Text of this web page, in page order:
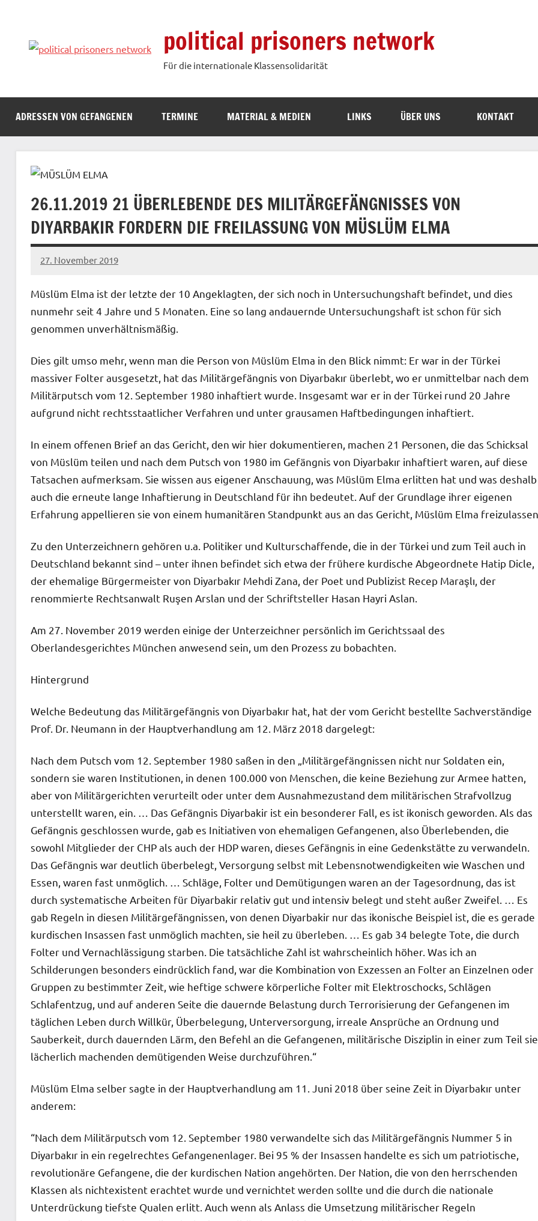
springen
political prisoners network
Für die internationale Klassensolidarität
ADRESSEN VON GEFANGENEN TERMINE MATERIAL & MEDIEN LINKS ÜBER UNS KONTAKT
26.11.2019 21 ÜBERLEBENDE DES MILITÄRGEFÄNGNISSES VON
DIYARBAKIR FORDERN DIE FREILASSUNG VON MÜSLÜM ELMA
27. November 2019
admin
Müslüm Elma ist der letzte der 10 Angeklagten, der sich noch in Untersuchungshaft befindet, und dies
nunmehr seit 4 Jahre und 5 Monaten. Eine so lang andauernde Untersuchungshaft ist schon für sich
genommen unverhältnismäßig.
Dies gilt umso mehr, wenn man die Person von Müslüm Elma in den Blick nimmt: Er war in der Türkei
massiver Folter ausgesetzt, hat das Militärgefängnis von Diyarbakır überlebt, wo er unmittelbar nach dem
Militärputsch vom 12. September 1980 inhaftiert wurde. Insgesamt war er in der Türkei rund 20 Jahre
aufgrund nicht rechtsstaatlicher Verfahren und unter grausamen Haftbedingungen inhaftiert.
In einem offenen Brief an das Gericht, den wir hier dokumentieren, machen 21 Personen, die das Schicksal
von Müslüm teilen und nach dem Putsch von 1980 im Gefängnis von Diyarbakır inhaftiert waren, auf diese
Tatsachen aufmerksam. Sie wissen aus eigener Anschauung, was Müslüm Elma erlitten hat und was deshalb
auch die erneute lange Inhaftierung in Deutschland für ihn bedeutet. Auf der Grundlage ihrer eigenen
Erfahrung appellieren sie von einem humanitären Standpunkt aus an das Gericht, Müslüm Elma
Zu den Unterzeichnern gehören u.a. Politiker und Kulturschaffende, die in der Türkei und zum Teil auch in
Deutschland bekannt sind – unter ihnen befindet sich etwa der frühere kurdische Abgeordnete Hatip Dicle,
der ehemalige Bürgermeister von Diyarbakır Mehdi Zana, der Poet und Publizist Recep Maraşlı, der
renommierte Rechtsanwalt Ruşen Arslan und der Schriftsteller Hasan Hayri Aslan.
Am 27. November 2019 werden einige der Unterzeichner persönlich im Gerichtssaal des
Oberlandesgerichtes München anwesend sein, um den Prozess zu bobachten.
Hintergrund
Welche Bedeutung das Militärgefängnis von Diyarbakır hat, hat der vom Gericht bestellte Sachverständige
Prof. Dr. Neumann in der Hauptverhandlung am 12. März 2018 dargelegt:
Nach dem Putsch vom 12. September 1980 saßen in den „Militärgefängnissen nicht nur Soldaten ein,
sondern sie waren Institutionen, in denen 100.000 von Menschen, die keine Beziehung zur Armee hatten,
aber von Militärgerichten verurteilt oder unter dem Ausnahmezustand dem militärischen Strafvollzug
unterstellt waren, ein. … Das Gefängnis Diyarbakir ist ein besonderer Fall, es ist ikonisch geworden. Als das
Gefängnis geschlossen wurde, gab es Initiativen von ehemaligen Gefangenen, also Überlebenden, die
sowohl Mitglieder der CHP als auch der HDP waren, dieses Gefängnis in eine Gedenkstätte zu verwandeln.
Das Gefängnis war deutlich überbelegt, Versorgung selbst mit Lebensnotwendigkeiten wie Waschen und
Essen, waren fast unmöglich. … Schläge, Folter und Demütigungen waren an der Tagesordnung, das ist
durch systematische Arbeiten für Diyarbakir relativ gut und intensiv belegt und steht außer Zweifel. … Es
gab Regeln in diesen Militärgefängnissen, von denen Diyarbakir nur das ikonische Beispiel ist, die es gerade
kurdischen Insassen fast unmöglich machten, sie heil zu überleben. … Es gab 34 belegte Tote, die durch
Folter und Vernachlässigung starben. Die tatsächliche Zahl ist wahrscheinlich höher. Was ich an
Schilderungen besonders eindrücklich fand, war die Kombination von Exzessen an Folter an Einzelnen oder
Gruppen zu bestimmter Zeit, wie heftige schwere körperliche Folter mit Elektroschocks, Schlägen
Schlafentzug, und auf anderen Seite die dauernde Belastung durch Terrorisierung der Gefangenen im
täglichen Leben durch Willkür, Überbelegung, Unterversorgung, irreale Ansprüche an Ordnung und
Sauberkeit, durch dauernden Lärm, den Befehl an die Gefangenen, militärische Disziplin in einer zum Teil sie
lächerlich machenden demütigenden Weise durchzuführen.“
Müslüm Elma selber sagte in der Hauptverhandlung am 11. Juni 2018 über seine Zeit in Diyarbakır unter
anderem:
“Nach dem Militärputsch vom 12. September 1980 verwandelte sich das Militärgefängnis Nummer 5 in
Diyarbakır in ein regelrechtes Gefangenenlager. Bei 95 % der Insassen handelte es sich um patriotische,
revolutionäre Gefangene, die der kurdischen Nation angehörten. Der Nation, die von den herrschenden
Klassen als nichtexistent erachtet wurde und vernichtet werden sollte und die durch die nationale
Unterdrückung tiefste Qualen erlitt. Auch wenn als Anlass die Umsetzung militärischer Regeln